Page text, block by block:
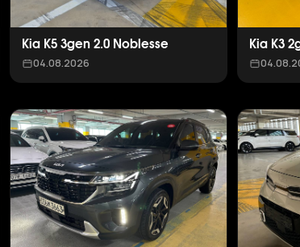
Kia K5 3gen 2.0 Noblesse
04.08.2026
Kia K3